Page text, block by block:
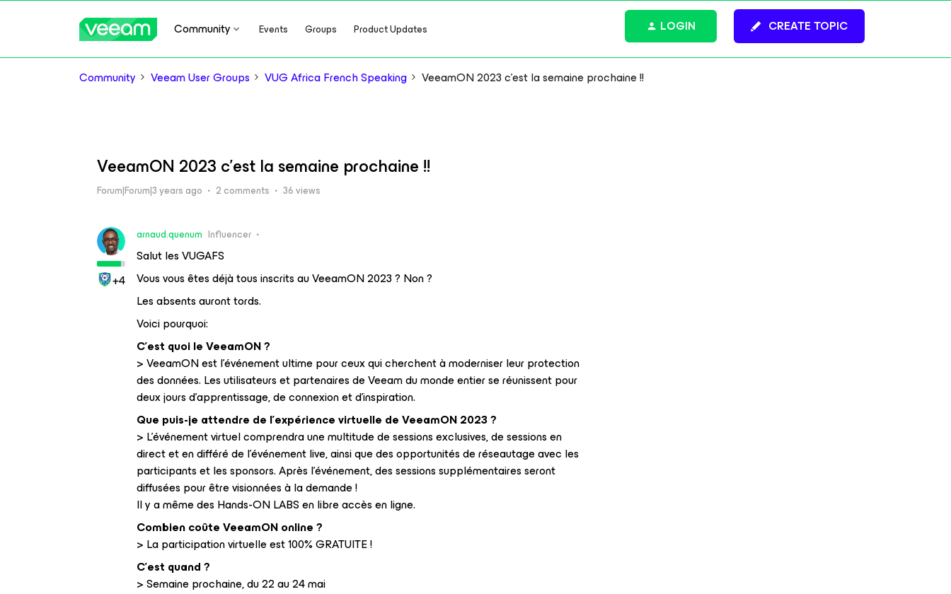
Community Events Groups Product Updates CREATE TOPIC
LOGIN
Community Veeam User Groups VUG Africa French Speaking VeeamON 2023 c'est la semaine prochaine !!
VeeamON 2023 c'est la semaine prochaine !!
Forum|Forum|3 years ago 2 comments 36 views
+4
arnaud.quenum Influencer
Salut les VUGAFS
Vous vous êtes déjà tous inscrits au VeeamON 2023 ? Non ?
Les absents auront tords.
Voici pourquoi:
C’est quoi le VeeamON ?
> VeeamON est l'événement ultime pour ceux qui cherchent à moderniser leur protection
des données. Les utilisateurs et partenaires de Veeam du monde entier se réunissent pour
deux jours d'apprentissage, de connexion et d'inspiration.
Que puis-je attendre de l'expérience virtuelle de VeeamON 2023 ?
> L'événement virtuel comprendra une multitude de sessions exclusives, de sessions en
direct et en différé de l'événement live, ainsi que des opportunités de réseautage avec les
participants et les sponsors. Après l'événement, des sessions supplémentaires seront
diffusées pour être visionnées à la demande !
Il y a même des Hands-ON LABS en libre accès en ligne.
Combien coûte VeeamON online ?
> La participation virtuelle est 100% GRATUITE !
C’est quand ?
> Semaine prochaine, du 22 au 24 mai